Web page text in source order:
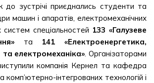
зустрічі приєднались студенти та
машин і апаратів, електромеханічних
спеціальностей 133 «Галузеве
та 141 «Електроенергетика,
та електромеханіка». Організаторами
компанія Кернел та кафедра
комп’ютерно-інтегрованих технологій і